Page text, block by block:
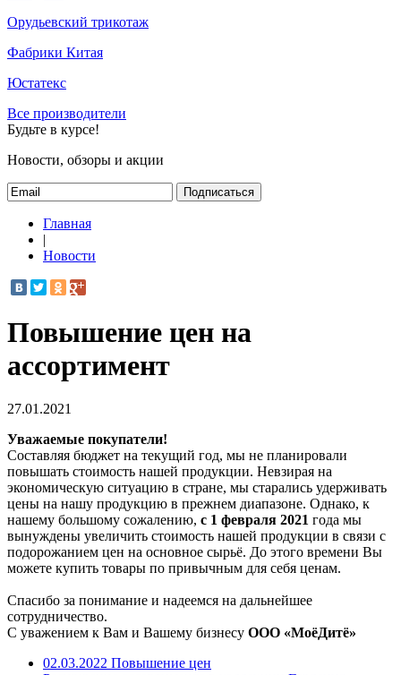
Орудьевский трикотаж
Фабрики Китая
Юстатекс
Все производители
Будьте в курсе!
Новости, обзоры и акции
Подписаться
Главная
|
Новости
Повышение цен на
ассортимент
27.01.2021
Уважаемые покупатели!
Составляя бюджет на текущий год, мы не планировали
повышать стоимость нашей продукции. Невзирая на
экономическую ситуацию в стране, мы старались удерживать
цены на нашу продукцию в прежнем диапазоне. Однако, к
нашему большому сожалению, с 1 февраля 2021 года мы
вынуждены увеличить стоимость нашей продукции в связи с
подорожанием цен на основное сырьё. До этого времени Вы
можете купить товары по привычным для себя ценам.
Спасибо за понимание и надеемся на дальнейшее
сотрудничество.
С уважением к Вам и Вашему бизнесу ООО «МоёДитё»
02.03.2022 Повышение цен